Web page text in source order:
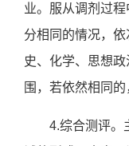
业。服从调剂过
分相同的情况，
史、化学、思想政
围，若依然相同的
4.综合测评。